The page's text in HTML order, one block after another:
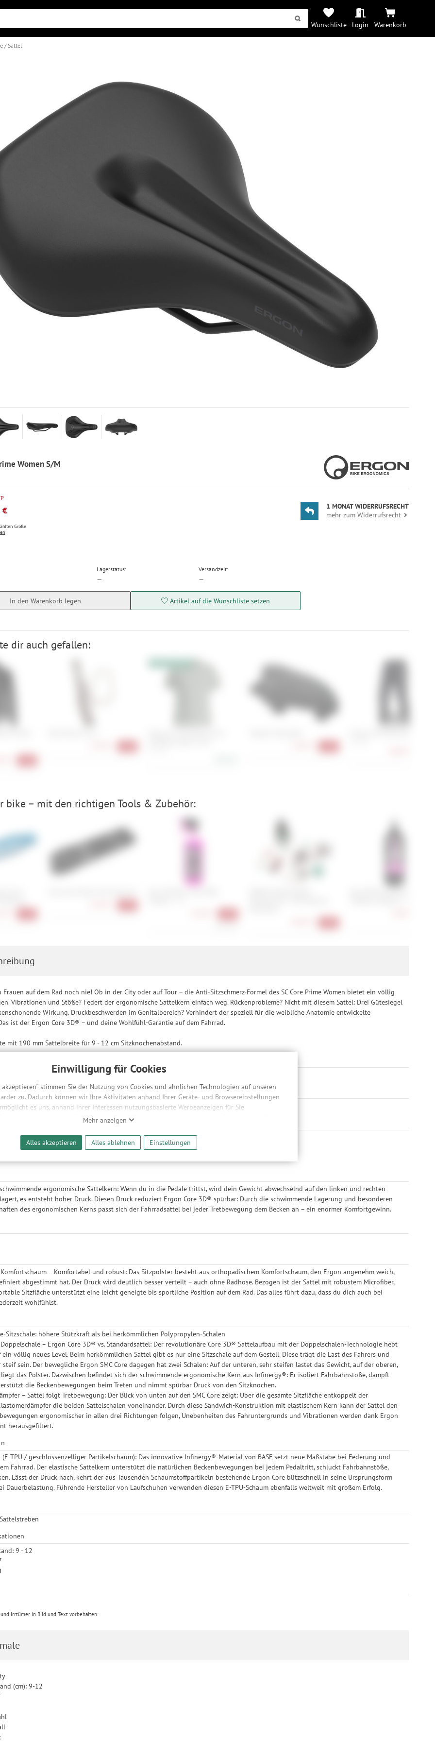
Wunschliste Login Warenkorb
Einwilligung für Cookies
stimmen Sie der Nutzung von Cookies und ähnlichen Technologien auf unseren
zu. Dadurch können wir Ihre Aktivitäten anhand Ihrer Geräte- und Browsereinstellungen
es uns, anhand ihrer Interessen nutzungsbasierte Werbeanzeigen für Sie
unserer Website sicherzustellen und stetig zu verbessern. Dabei werden Ihre
und Werbepartner weitergegeben. Die Verarbeitung erfolgt ausschließlich zum Zwecke
Inhalten und der Durchführung von statistischer Analyse, Reichweitenmessungen,
und nutzungsbasierter Werbung. Informationen zu den einzelnen Funktionen, den
für bestimmte Drittanbieter erteilen und jederzeit für die Zukunft widerrufen.
Mehr anzeigen
Alles akzeptieren Alles ablehnen Einstellungen
Sättel
Women S/M
€
Größe
Lagerstatus:
—
Versandzeit:
—
In den Warenkorb legen Artikel auf die Wunschliste setzen
1 MONAT WIDERRUFSRECHT
mehr zum Widerrufsrecht
dir auch gefallen:
bike – mit den richtigen Tools & Zubehör:
auf dem Rad noch nie! Ob in der City oder auf Tour – die Anti-Sitzschmerz-Formel des SC Core Prime Women bietet ein völlig
Vibrationen und Stöße? Federt der ergonomische Sattelkern einfach weg. Rückenprobleme? Nicht mit diesem Sattel: Drei Gütesiegel
Wirkung. Druckbeschwerden im Genitalbereich? Verhindert der speziell für die weibliche Anatomie entwickelte
ist der Ergon Core 3D® – und deine Wohlfühl-Garantie auf dem Fahrrad.
mit 190 mm Sattelbreite für 9 - 12 cm Sitzknochenabstand.
ergonomische Sattelkern: Wenn du in die Pedale trittst, wird dein Gewicht abwechselnd auf den linken und rechten
es entsteht hoher Druck. Diesen Druck reduziert Ergon Core 3D® spürbar: Durch die schwimmende Lagerung und besonderen
des ergonomischen Kerns passt sich der Fahrradsattel bei jeder Tretbewegung dem Becken an – ein enormer Komfortgewinn.
– Komfortabel und robust: Das Sitzpolster besteht aus orthopädischem Komfortschaum, den Ergon angenehm weich,
abgestimmt hat. Der Druck wird deutlich besser verteilt – auch ohne Radhose. Bezogen ist der Sattel mit robustem Microfiber,
Sitzfläche unterstützt eine leicht geneigte bis sportliche Position auf dem Rad. Das alles führt dazu, dass du dich auch bei
wohlfühlst.
Sitzschale: höhere Stützkraft als bei herkömmlichen Polypropylen-Schalen
– Ergon Core 3D® vs. Standardsattel: Der revolutionäre Core 3D® Sattelaufbau mit der Doppelschalen-Technologie hebt
völlig neues Level. Beim herkömmlichen Sattel gibt es nur eine Sitzschale auf dem Gestell. Diese trägt die Last des Fahrers und
steif sein. Der bewegliche Ergon SMC Core dagegen hat zwei Schalen: Auf der unteren, sehr steifen lastet das Gewicht, auf der oberen,
das Polster. Dazwischen befindet sich der schwimmende ergonomische Kern aus Infinergy®: Er isoliert Fahrbahnstöße, dämpft
die Beckenbewegungen beim Treten und nimmt spürbar Druck von den Sitzknochen.
– Sattel folgt Tretbewegung: Der Blick von unten auf den SMC Core zeigt: Über die gesamte Sitzfläche entkoppelt der
die beiden Sattelschalen voneinander. Durch diese Sandwich-Konstruktion mit elastischem Kern kann der Sattel den
ergonomischer in allen drei Richtungen folgen, Unebenheiten des Fahruntergrunds und Vibrationen werden dank Ergon
herausgefiltert.
(E-TPU / geschlossenzelliger Partikelschaum): Das innovative Infinergy®-Material von BASF setzt neue Maßstäbe bei Federung und
Fahrrad. Der elastische Sattelkern unterstützt die natürlichen Beckenbewegungen bei jedem Pedaltritt, schluckt Fahrbahnstöße,
Lässt der Druck nach, kehrt der aus Tausenden Schaumstoffpartikeln bestehende Ergon Core blitzschnell in seine Ursprungsform
Dauerbelastung. Führende Hersteller von Laufschuhen verwenden diesen E-TPU-Schaum ebenfalls weltweit mit großem Erfolg.
9 - 12
Irrtümer in Bild und Text vorbehalten.
(cm): 9-12